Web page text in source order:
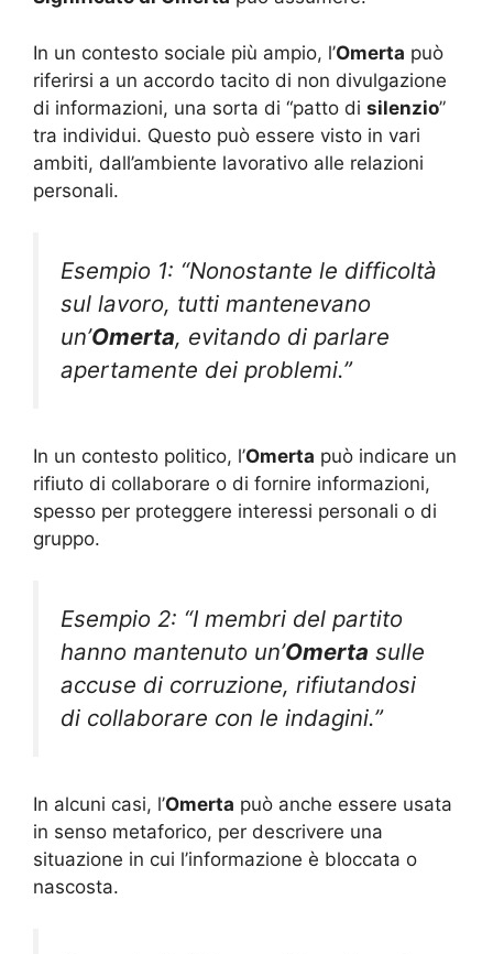
In un contesto sociale più ampio, l’Omerta può
riferirsi a un accordo tacito di non divulgazione
di informazioni, una sorta di “patto di silenzio”
tra individui. Questo può essere visto in vari
ambiti, dall’ambiente lavorativo alle relazioni
personali.
Esempio 1: “Nonostante le difficoltà
sul lavoro, tutti mantenevano
un’Omerta, evitando di parlare
apertamente dei problemi.”
In un contesto politico, l’Omerta può indicare un
rifiuto di collaborare o di fornire informazioni,
spesso per proteggere interessi personali o di
gruppo.
Esempio 2: “I membri del partito
hanno mantenuto un’Omerta sulle
accuse di corruzione, rifiutandosi
di collaborare con le indagini.”
In alcuni casi, l’Omerta può anche essere usata
in senso metaforico, per descrivere una
situazione in cui l’informazione è bloccata o
nascosta.